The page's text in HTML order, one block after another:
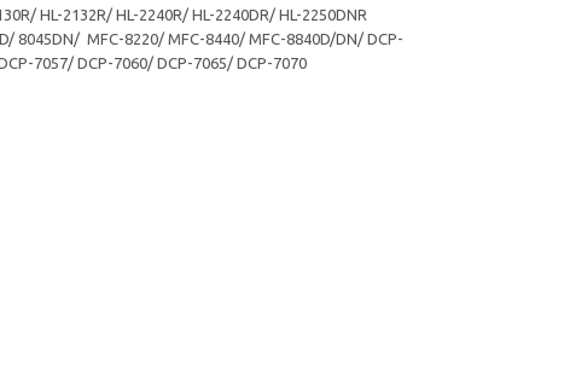
HL-2132R/ HL-2240R/ HL-2240DR/ HL-2250DNR
8045DN/ MFC-8220/ MFC-8440/ MFC-8840D/DN/ DCP-
7057/ DCP-7060/ DCP-7065/ DCP-7070